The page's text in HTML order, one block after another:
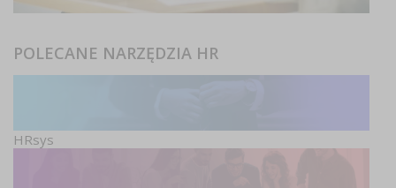
POLECANE NARZĘDZIA HR
HRsys